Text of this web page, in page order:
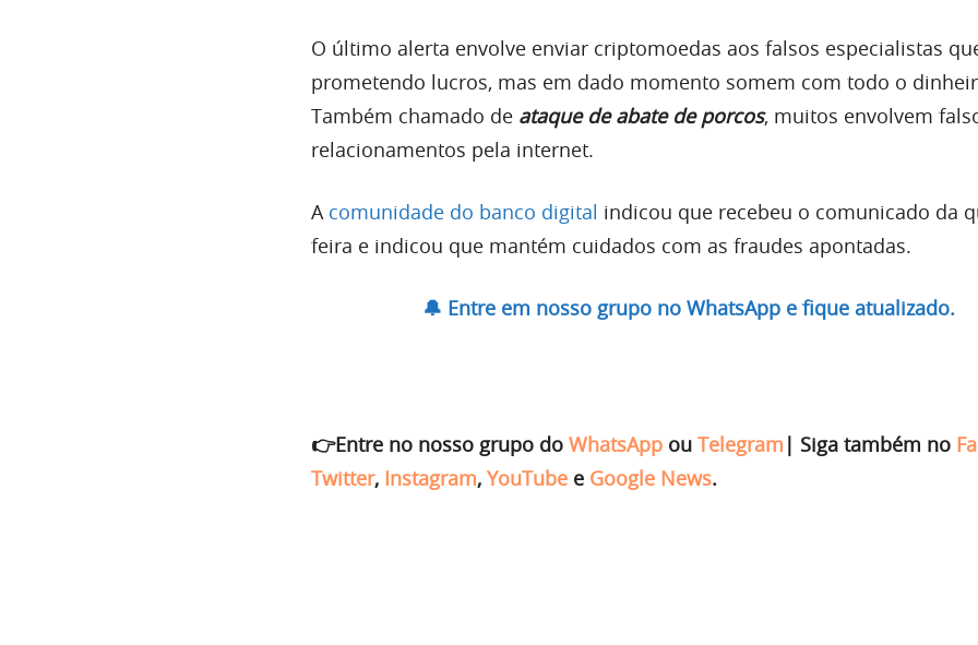
O último alerta envolve enviar criptomoedas aos falsos especialistas
prometendo lucros, mas em dado momento somem com todo o
Também chamado de ataque de abate de porcos, muitos envolvem
relacionamentos pela internet.
A comunidade do banco digital indicou que recebeu o comunicado da
feira e indicou que mantém cuidados com as fraudes apontadas.
🔔 Entre em nosso grupo no WhatsApp e fique atualizado.
👉Entre no nosso grupo do WhatsApp ou Telegram | Siga também no
Twitter, Instagram, YouTube e Google News.